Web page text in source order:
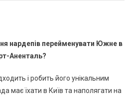
нардепів перейменувати Южне в
Аненталь?
і робить його унікальним
має їхати в Київ та наполягати на